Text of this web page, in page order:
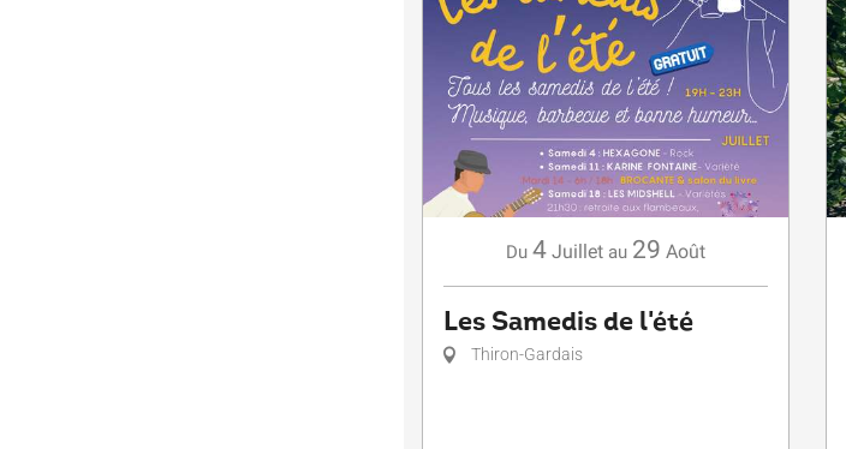
Du 4 Juillet au 29 Août
Les Samedis de l'été
Thiron-Gardais